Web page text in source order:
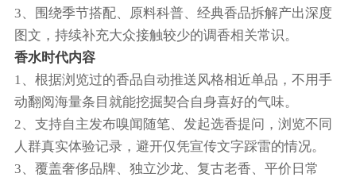
3、围绕季节搭配、原料科普、经典香品拆解产出深度
图文，持续补充大众接触较少的调香相关常识。
香水时代内容
1、根据浏览过的香品自动推送风格相近单品，不用手
动翻阅海量条目就能挖掘契合自身喜好的气味。
2、支持自主发布嗅闻随笔、发起选香提问，浏览不同
人群真实体验记录，避开仅凭宣传文字踩雷的情况。
3、覆盖奢侈品牌、独立沙龙、复古老香、平价日常